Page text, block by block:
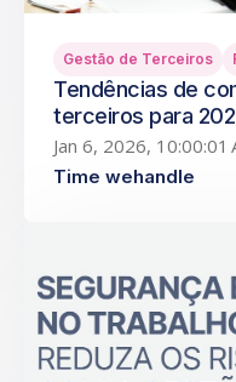
Gestão de Terceiros
Tendências de
terceiros para
Jan 6, 2026, 10:00:01
Time wehandle